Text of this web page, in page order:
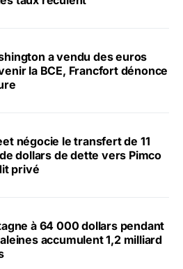
a vendu des euros
la BCE, Francfort dénonce
négocie le transfert de 11
dollars de dette vers Pimco
privé
à 64 000 dollars pendant
accumulent 1,2 milliard